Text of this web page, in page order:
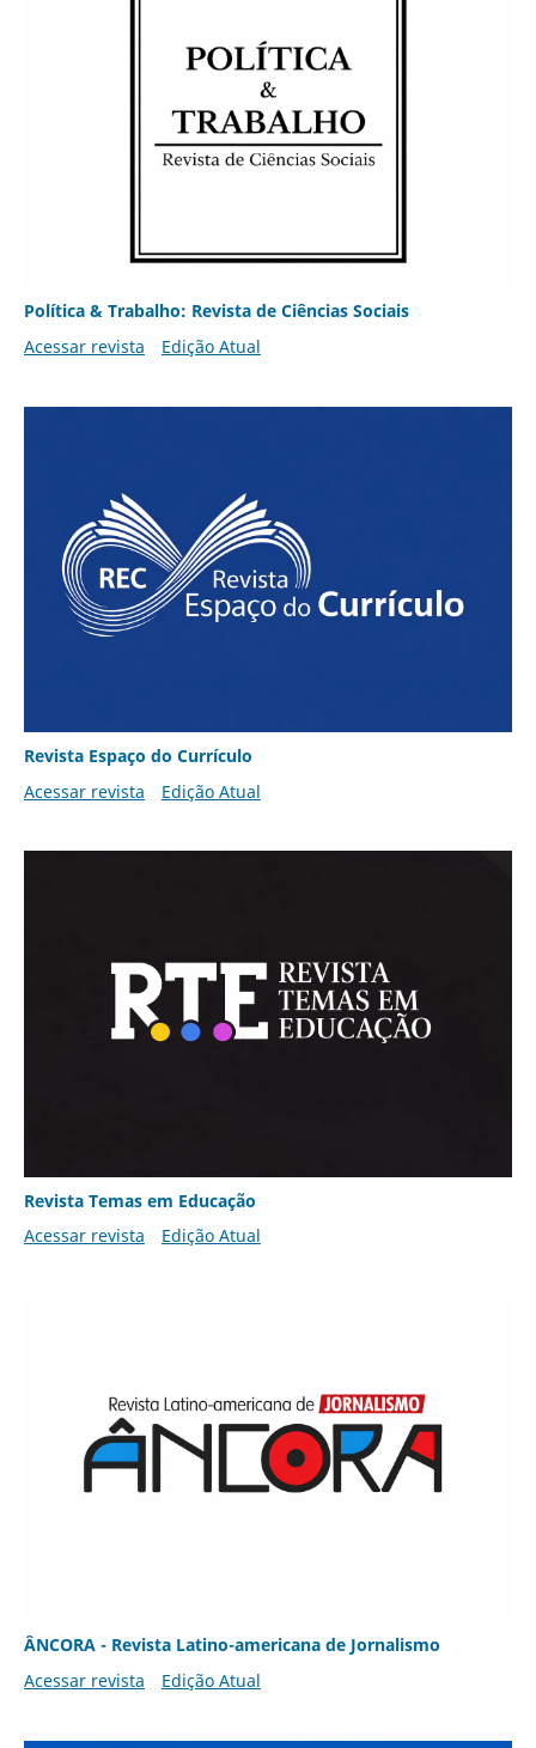
Política & Trabalho: Revista de Ciências Sociais
Acessar revista
Edição Atual
Revista Espaço do Currículo
Acessar revista
Edição Atual
Revista Temas em Educação
Acessar revista
Edição Atual
ÂNCORA - Revista Latino-americana de Jornalismo
Acessar revista
Edição Atual